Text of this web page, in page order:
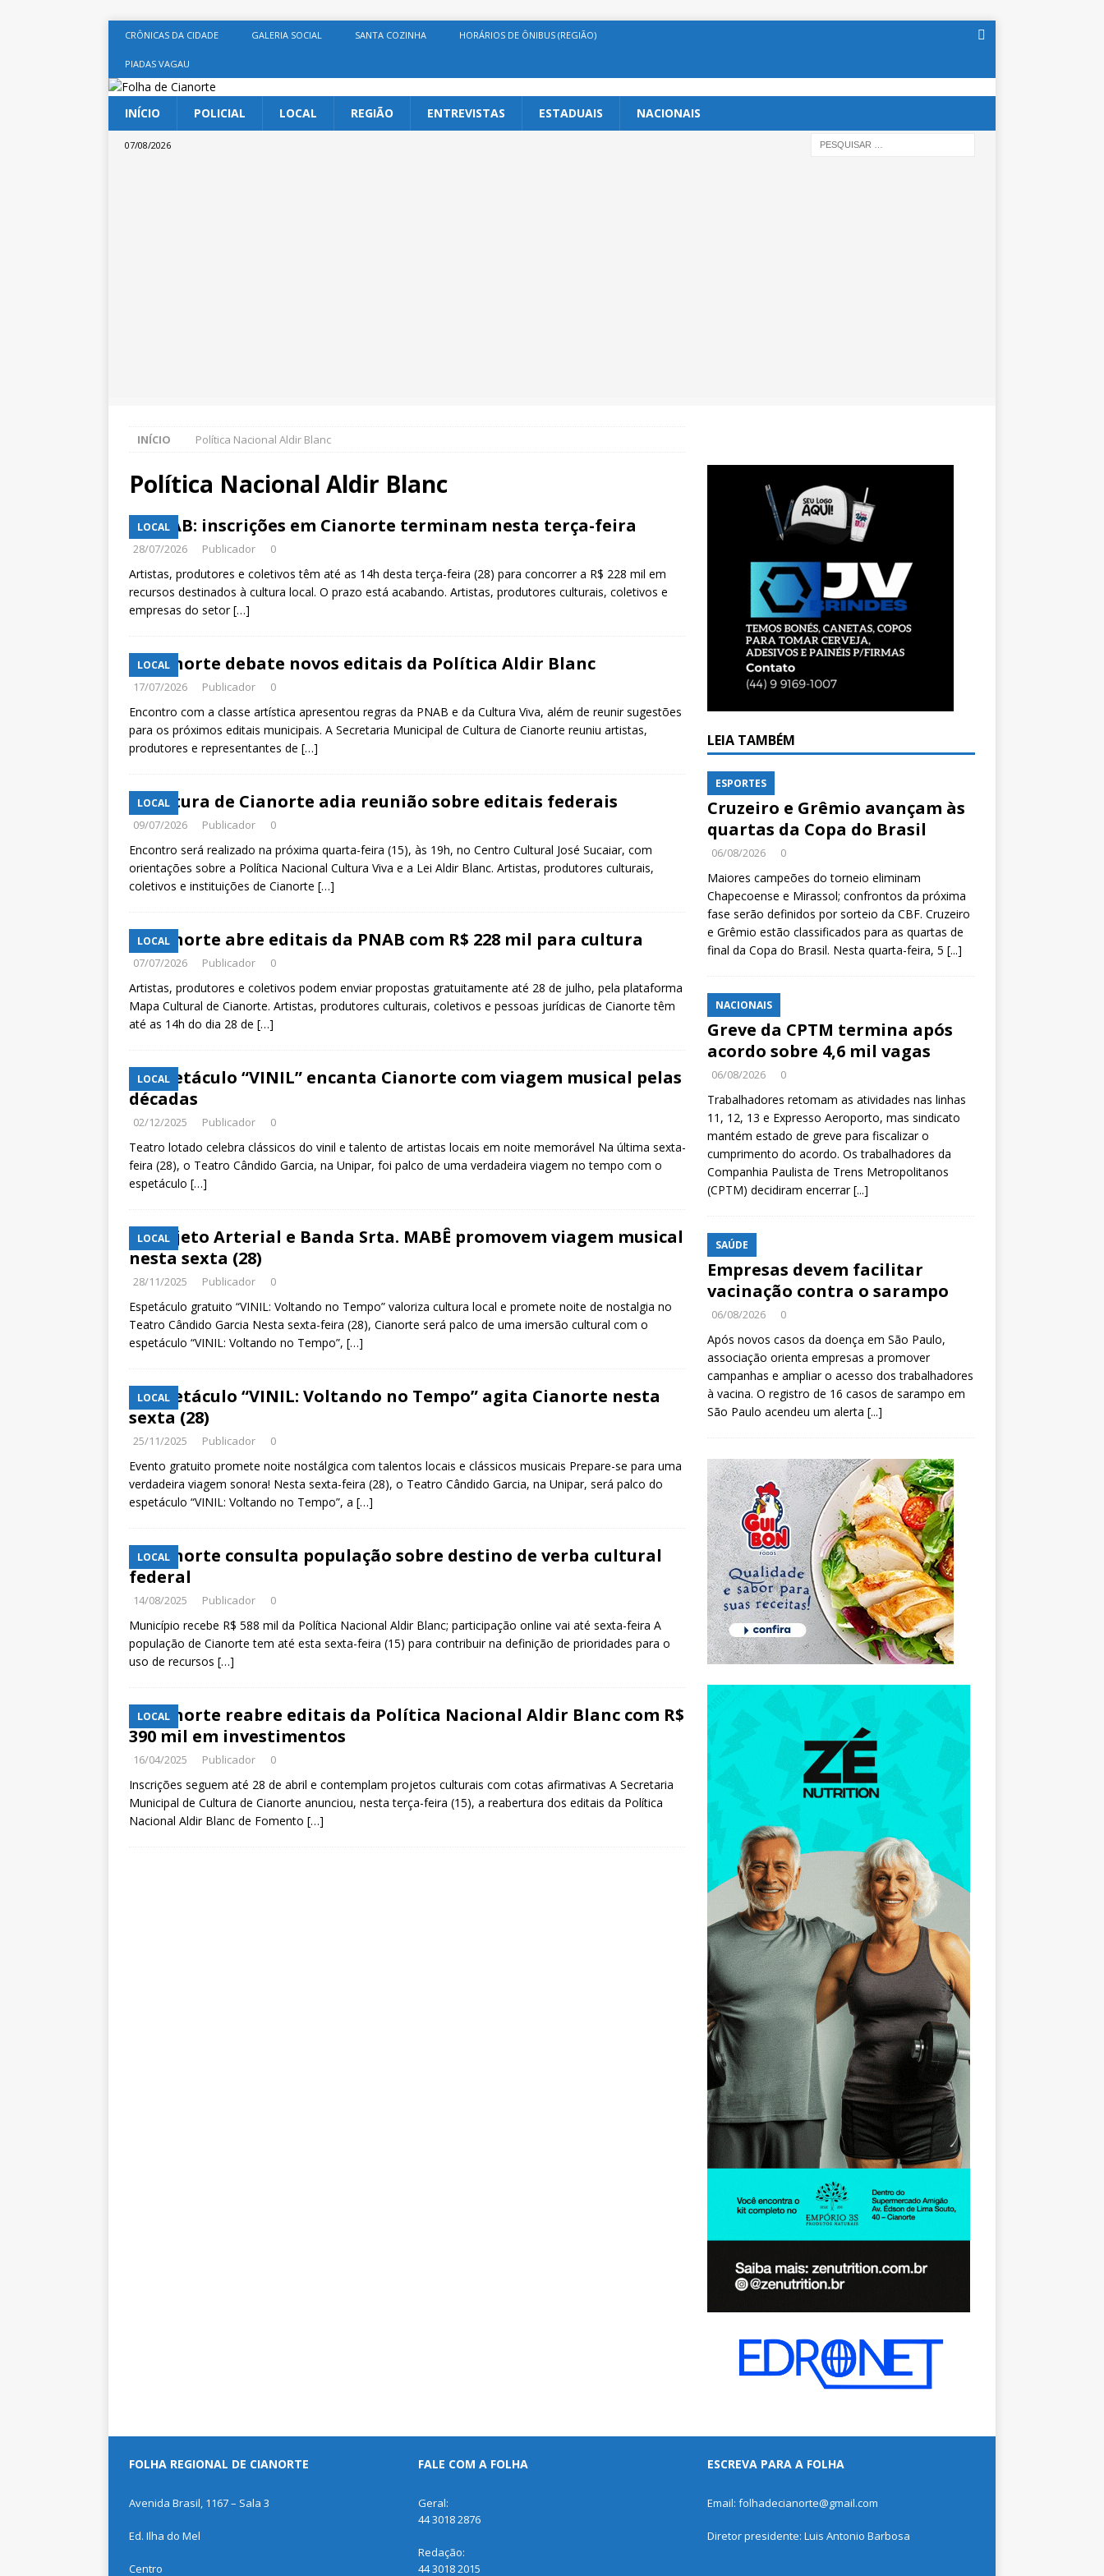
CRÔNICAS DA CIDADE GALERIA SOCIAL SANTA COZINHA HORÁRIOS DE ÔNIBUS (REGIÃO)
PIADAS VAGAU
INÍCIO POLICIAL LOCAL REGIÃO ENTREVISTAS ESTADUAIS NACIONAIS
07/08/2026
INÍCIO Política Nacional Aldir Blanc
Política Nacional Aldir Blanc
LOCAL
PNAB: inscrições em Cianorte terminam nesta terça-feira
28/07/2026 Publicador 0
Artistas, produtores e coletivos têm até as 14h desta terça-feira (28) para concorrer a R$ 228 mil em
recursos destinados à cultura local. O prazo está acabando. Artistas, produtores culturais, coletivos e
empresas do setor[…]
LOCAL
Cianorte debate novos editais da Política Aldir Blanc
17/07/2026 Publicador 0
Encontro com a classe artística apresentou regras da PNAB e da Cultura Viva, além de reunir sugestões
para os próximos editais municipais. A Secretaria Municipal de Cultura de Cianorte reuniu artistas,
produtores e representantes de […]
LOCAL
Cultura de Cianorte adia reunião sobre editais federais
09/07/2026 Publicador 0
Encontro será realizado na próxima quarta-feira (15), às 19h, no Centro Cultural José Sucaiar, com
orientações sobre a Política Nacional Cultura Viva e a Lei Aldir Blanc. Artistas, produtores culturais,
coletivos e instituições de Cianorte […]
LOCAL
Cianorte abre editais da PNAB com R$ 228 mil para cultura
07/07/2026 Publicador 0
Artistas, produtores e coletivos podem enviar propostas gratuitamente até 28 de julho, pela plataforma
Mapa Cultural de Cianorte. Artistas, produtores culturais, coletivos e pessoas jurídicas de Cianorte têm
até as 14h do dia 28 de […]
LOCAL
Espetáculo “VINIL” encanta Cianorte com viagem musical pelas
décadas
02/12/2025 Publicador 0
Teatro lotado celebra clássicos do vinil e talento de artistas locais em noite memorável Na última sexta-
feira (28), o Teatro Cândido Garcia, na Unipar, foi palco de uma verdadeira viagem no tempo com o
espetáculo […]
LOCAL
Projeto Arterial e Banda Srta. MABÊ promovem viagem musical
nesta sexta (28)
28/11/2025 Publicador 0
Espetáculo gratuito “VINIL: Voltando no Tempo” valoriza cultura local e promete noite de nostalgia no
Teatro Cândido Garcia Nesta sexta-feira (28), Cianorte será palco de uma imersão cultural com o
espetáculo “VINIL: Voltando no Tempo”, […]
LOCAL
Espetáculo “VINIL: Voltando no Tempo” agita Cianorte nesta
sexta (28)
25/11/2025 Publicador 0
Evento gratuito promete noite nostálgica com talentos locais e clássicos musicais Prepare-se para uma
verdadeira viagem sonora! Nesta sexta-feira (28), o Teatro Cândido Garcia, na Unipar, será palco do
espetáculo “VINIL: Voltando no Tempo”, a […]
LOCAL
Cianorte consulta população sobre destino de verba cultural
federal
14/08/2025 Publicador 0
Município recebe R$ 588 mil da Política Nacional Aldir Blanc; participação online vai até sexta-feira A
população de Cianorte tem até esta sexta-feira (15) para contribuir na definição de prioridades para o
uso de recursos […]
LOCAL
Cianorte reabre editais da Política Nacional Aldir Blanc com R$
390 mil em investimentos
16/04/2025 Publicador 0
Inscrições seguem até 28 de abril e contemplam projetos culturais com cotas afirmativas A Secretaria
Municipal de Cultura de Cianorte anunciou, nesta terça-feira (15), a reabertura dos editais da Política
Nacional Aldir Blanc de Fomento […]
LEIA TAMBÉM
ESPORTES
Cruzeiro e Grêmio avançam às
quartas da Copa do Brasil
06/08/2026 0
Maiores campeões do torneio eliminam
Chapecoense e Mirassol; confrontos da próxima
fase serão definidos por sorteio da CBF. Cruzeiro
e Grêmio estão classificados para as quartas de
final da Copa do Brasil. Nesta quarta-feira, 5 [...]
NACIONAIS
Greve da CPTM termina após
acordo sobre 4,6 mil vagas
06/08/2026 0
Trabalhadores retomam as atividades nas linhas
11, 12, 13 e Expresso Aeroporto, mas sindicato
mantém estado de greve para fiscalizar o
cumprimento do acordo. Os trabalhadores da
Companhia Paulista de Trens Metropolitanos
(CPTM) decidiram encerrar[...]
SAÚDE
Empresas devem facilitar
vacinação contra o sarampo
06/08/2026 0
Após novos casos da doença em São Paulo,
associação orienta empresas a promover
campanhas e ampliar o acesso dos trabalhadores
à vacina. O registro de 16 casos de sarampo em
São Paulo acendeu um alerta [...]
FOLHA REGIONAL DE CIANORTE
Avenida Brasil, 1167 – Sala 3
Ed. Ilha do Mel
Centro
FALE COM A FOLHA
Geral:
44 3018 2876
Redação:
44 3018 2015
ESCREVA PARA A FOLHA
Email: folhadecianorte@gmail.com
Diretor presidente: Luis Antonio Barbosa